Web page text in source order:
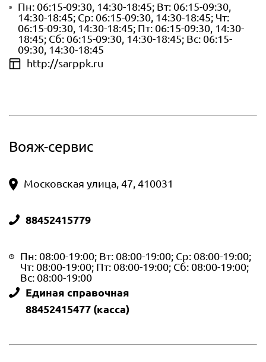
Пн: 06:15-09:30, 14:30-18:45; Вт: 06:15-09:30,
14:30-18:45; Ср: 06:15-09:30, 14:30-18:45; Чт:
06:15-09:30, 14:30-18:45; Пт: 06:15-09:30, 14:30-
18:45; Сб: 06:15-09:30, 14:30-18:45; Вс: 06:15-
09:30, 14:30-18:45
http://sarppk.ru
Вояж-сервис
Московская улица, 47, 410031
88452415779
Пн: 08:00-19:00; Вт: 08:00-19:00; Ср: 08:00-19:00;
Чт: 08:00-19:00; Пт: 08:00-19:00; Сб: 08:00-19:00;
Вс: 08:00-19:00
Единая справочная
88452415477 (касса)